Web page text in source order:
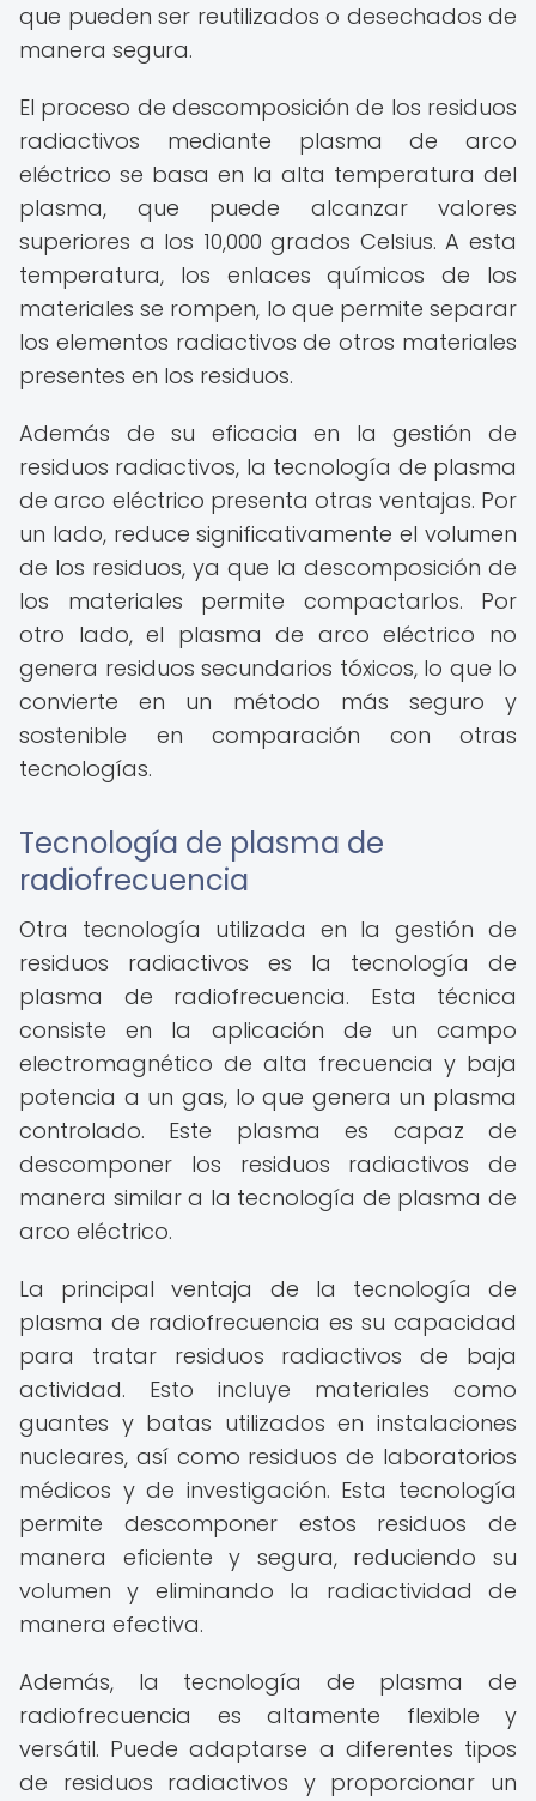
que pueden ser reutilizados o desechados de
manera segura.
El proceso de descomposición de los residuos
radiactivos mediante plasma de arco
eléctrico se basa en la alta temperatura del
plasma, que puede alcanzar valores
superiores a los 10,000 grados Celsius. A esta
temperatura, los enlaces químicos de los
materiales se rompen, lo que permite separar
los elementos radiactivos de otros materiales
presentes en los residuos.
Además de su eficacia en la gestión de
residuos radiactivos, la tecnología de plasma
de arco eléctrico presenta otras ventajas. Por
un lado, reduce significativamente el volumen
de los residuos, ya que la descomposición de
los materiales permite compactarlos. Por
otro lado, el plasma de arco eléctrico no
genera residuos secundarios tóxicos, lo que lo
convierte en un método más seguro y
sostenible en comparación con otras
tecnologías.
Tecnología de plasma de
radiofrecuencia
Otra tecnología utilizada en la gestión de
residuos radiactivos es la tecnología de
plasma de radiofrecuencia. Esta técnica
consiste en la aplicación de un campo
electromagnético de alta frecuencia y baja
potencia a un gas, lo que genera un plasma
controlado. Este plasma es capaz de
descomponer los residuos radiactivos de
manera similar a la tecnología de plasma de
arco eléctrico.
La principal ventaja de la tecnología de
plasma de radiofrecuencia es su capacidad
para tratar residuos radiactivos de baja
actividad. Esto incluye materiales como
guantes y batas utilizados en instalaciones
nucleares, así como residuos de laboratorios
médicos y de investigación. Esta tecnología
permite descomponer estos residuos de
manera eficiente y segura, reduciendo su
volumen y eliminando la radiactividad de
manera efectiva.
Además, la tecnología de plasma de
radiofrecuencia es altamente flexible y
versátil. Puede adaptarse a diferentes tipos
de residuos radiactivos y proporcionar un